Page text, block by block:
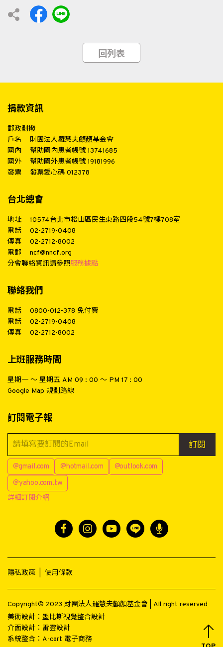
回列表
捐款資訊
郵政劃撥
戶名
財團法人羅慧夫顱顏基金會
國內
幫助國內患者帳號 13741685
國外
幫助國外患者帳號 19181996
發票
發票愛心碼 012378
台北總會
地址
10574台北市松山區民生東路四段54號7樓708室
電話
02-2719-0408
傳真
02-2712-8002
電郵
ncf@nncf.org
分會聯絡資訊請參照服務據點
聯絡我們
電話 0800-012-378 免付費
電話
02-2719-0408
傳真
02-2712-8002
上班服務時間
星期一 ～ 星期五 AM 09 : 00 ～ PM 17 : 00
Google Map 規劃路線
訂閱電子報
訂閱
@gmail.com @hotmail.com
@outlook.com
@yahoo.com.tw
詳細訂閱介紹
隱私政策 使用條款
Copyright© 2023 財團法人羅慧夫顱顏基金會 | All right reserved
美術設計： 墨比斯視覺整合設計
介面設計： 雷雲設計
系統整合： A-cart 電子商務